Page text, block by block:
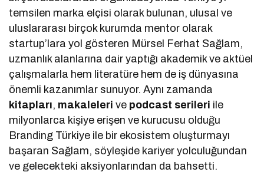
temsilen marka elçisi olarak bulunan, ulusal ve
uluslararası birçok kurumda mentor olarak
startup’lara yol gösteren Mürsel Ferhat Sağlam,
uzmanlık alanlarına dair yaptığı akademik ve aktüel
çalışmalarla hem literatüre hem de iş dünyasına
önemli kazanımlar sunuyor. Aynı zamanda
kitapları, makaleleri ve podcast serileri ile
milyonlarca kişiye erişen ve kurucusu olduğu
Branding Türkiye ile bir ekosistem oluşturmayı
başaran Sağlam, söyleşide kariyer yolculuğundan
ve gelecekteki aksiyonlarından da bahsetti.